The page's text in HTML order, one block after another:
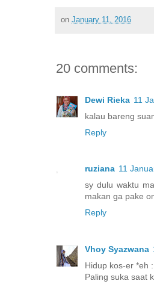
on January 11, 2016
20 comments:
Dewi Rieka 11
kalau bareng
Reply
ruziana 11
sy dulu waktu
makan ga pake
Reply
Vhoy Syazwana
Hidup kos-er *eh
Paling suka saat